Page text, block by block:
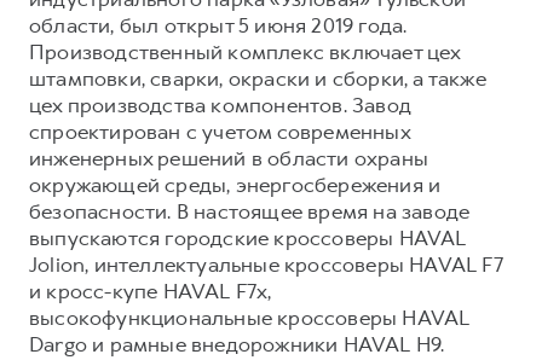
области, был открыт 5 июня 2019 года.
Производственный комплекс включает цех
штамповки, сварки, окраски и сборки, а также
цех производства компонентов. Завод
спроектирован с учетом современных
инженерных решений в области охраны
окружающей среды, энергосбережения и
безопасности. В настоящее время на заводе
выпускаются городские кроссоверы HAVAL
Jolion, интеллектуальные кроссоверы HAVAL F7
и кросс-купе HAVAL F7x,
высокофункциональные кроссоверы HAVAL
Dargo и рамные внедорожники HAVAL H9.